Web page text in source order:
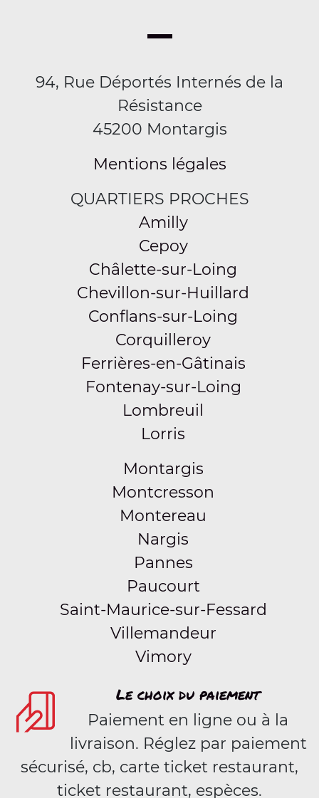
94, Rue Déportés Internés de la
Résistance
45200 Montargis
Mentions légales
QUARTIERS PROCHES
Amilly
Cepoy
Châlette-sur-Loing
Chevillon-sur-Huillard
Conflans-sur-Loing
Corquilleroy
Ferrières-en-Gâtinais
Fontenay-sur-Loing
Lombreuil
Lorris
Montargis
Montcresson
Montereau
Nargis
Pannes
Paucourt
Saint-Maurice-sur-Fessard
Villemandeur
Vimory
Le choix du paiement
Paiement en ligne ou à la
livraison. Réglez par paiement
sécurisé, cb, carte ticket restaurant,
ticket restaurant, espèces.